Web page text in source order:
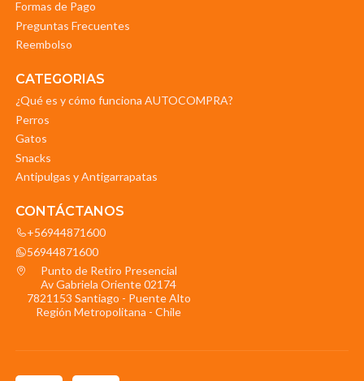
Formas de Pago
Preguntas Frecuentes
Reembolso
CATEGORIAS
¿Qué es y cómo funciona AUTOCOMPRA?
Perros
Gatos
Snacks
Antipulgas y Antigarrapatas
CONTÁCTANOS
+56944871600
56944871600
Punto de Retiro Presencial
Av Gabriela Oriente 02174
7821153 Santiago - Puente Alto
Región Metropolitana - Chile